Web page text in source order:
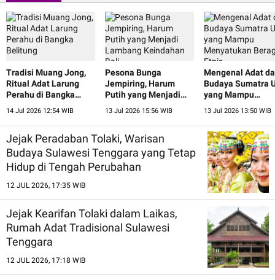
Tradisi Muang Jong,
Ritual Adat Larung
Perahu di Bangka
Belitung
14 Jul 2026 12:54 WIB
Pesona Bunga
Jempiring, Harum
Putih yang Menjadi
Lambang Keindahan
13 Jul 2026 15:56 WIB
Mengenal Adat
Budaya Sumatra
yang Mampu
Menyatukan
13 Jul 2026 13:50 WIB
Jejak Peradaban Tolaki, Warisan
Budaya Sulawesi Tenggara yang Tetap
Hidup di Tengah Perubahan
12 JUL 2026, 17:35 WIB
Jejak Kearifan Tolaki dalam Laikas,
Rumah Adat Tradisional Sulawesi
Tenggara
12 JUL 2026, 17:18 WIB